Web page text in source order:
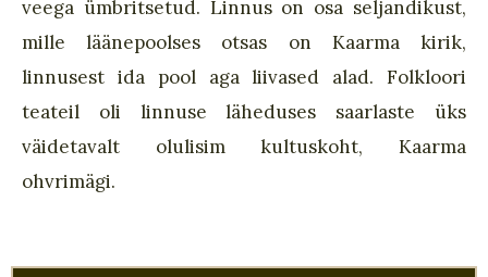
veega ümbritsetud. Linnus on osa seljandikust,
mille läänepoolses otsas on Kaarma kirik,
linnusest ida pool aga liivased alad. Folkloori
teateil oli linnuse läheduses saarlaste üks
väidetavalt olulisimkultuskoht,Kaarma
ohvrimägi.